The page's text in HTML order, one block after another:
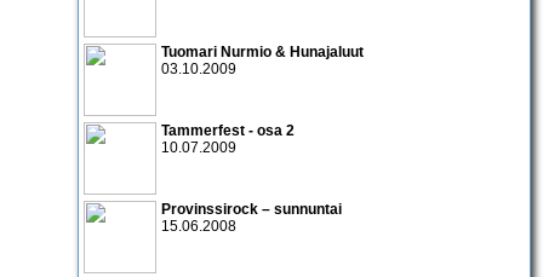
Tuomari Nurmio & Hunajaluut
03.10.2009
Tammerfest - osa 2
10.07.2009
Provinssirock – sunnuntai
15.06.2008